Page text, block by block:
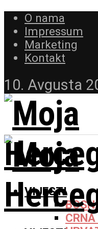
O nama
Impressum
Marketing
Kontakt
10. Avgusta
VIJESTI
CRNA